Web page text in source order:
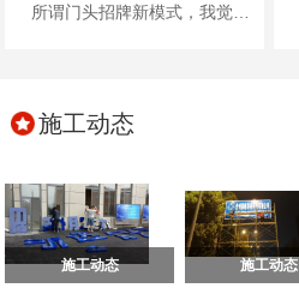
所谓门头招牌新模式，我觉得目前貌似没什么太新的模式。目前广泛存在于门头招牌制作的模式，是广告公司接下门头活，找零散安装工...
施工动态
施工动态 施工动态